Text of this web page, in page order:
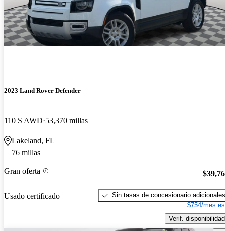
2023 Land Rover Defender
110 S AWD 53,370 millas
Lakeland, FL
76 millas
Gran oferta
Usado certificado
Sin tasas de concesionario adicionales
$754/mes
Verif. disponibilidad